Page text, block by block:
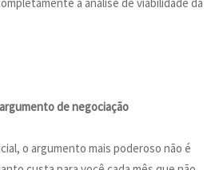
de negociação
o argumento mais poderoso não é